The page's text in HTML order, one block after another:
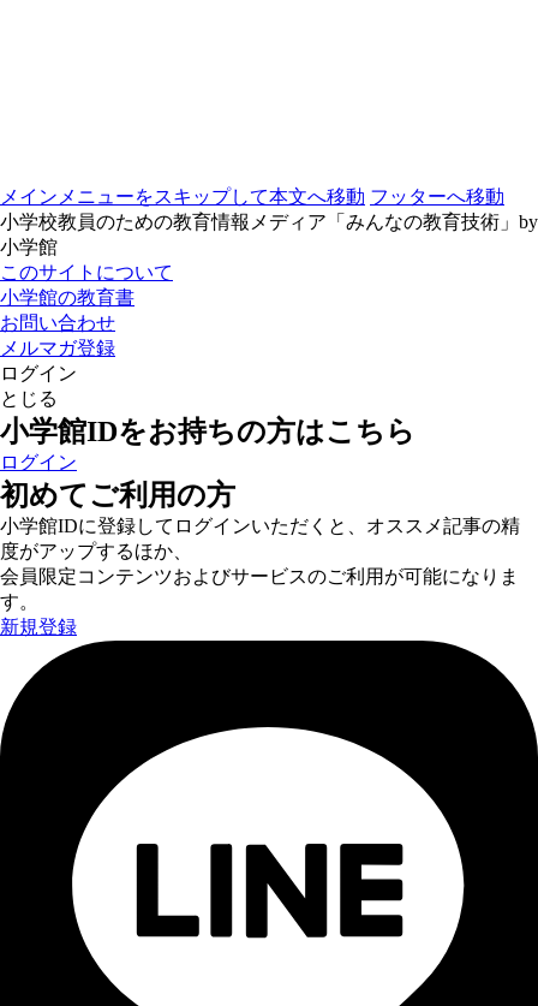
メインメニューをスキップして本文へ移動 フッターへ移動
小学校教員のための教育情報メディア「みんなの教育技術」by
小学館
このサイトについて
小学館の教育書
お問い合わせ
メルマガ登録
ログイン
とじる
小学館IDをお持ちの方はこちら
ログイン
初めてご利用の方
小学館IDに登録してログインいただくと、オススメ記事の精
度がアップするほか、
会員限定コンテンツおよびサービスのご利用が可能になりま
す。
新規登録